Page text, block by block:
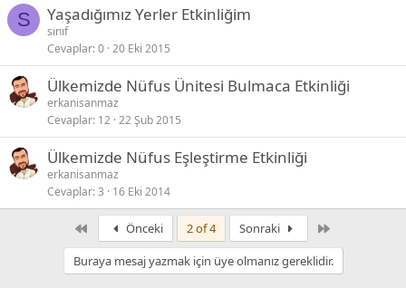
S Yaşadığımız Yerler Etkinliğim
sınıf
Cevaplar 0 20 Eki 2015
Ülkemizde Nüfus Ünitesi Bulmaca Etkinliği
erkanisanmaz
Cevaplar 12 22 Şub 2015
Ülkemizde Nüfus Eşleştirme Etkinliği
erkanisanmaz
Cevaplar 3 16 Eki 2014
Önceki 2 of 4 Sonraki
Buraya mesaj yazmak için üye olmanız gereklidir.